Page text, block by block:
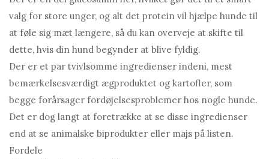
valg for store unger, og alt det protein vil hjælpe hunde til
at føle sig mæt længere, så du kan overveje at skifte til
dette, hvis din hund begynder at blive fyldig.
Der er et par tvivlsomme ingredienser indeni, mest
bemærkelsesværdigt ægproduktet og kartofler, som
begge forårsager fordøjelsesproblemer hos nogle hunde.
Det er dog langt at foretrække at se disse ingredienser
end at se animalske biprodukter eller majs på listen.
Fordele